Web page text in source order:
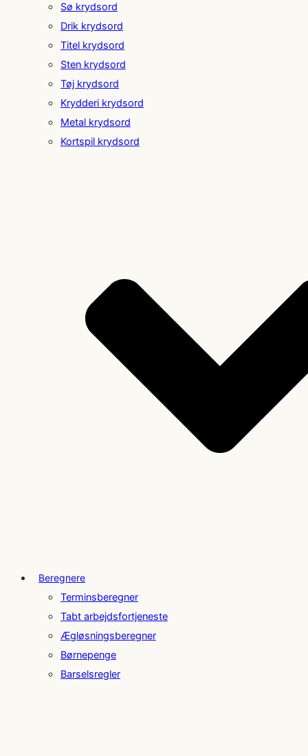
Sø krydsord
Drik krydsord
Titel krydsord
Sten krydsord
Tøj krydsord
Krydderi krydsord
Metal krydsord
Kortspil krydsord
Beregnere
Terminsberegner
Tabt arbejdsfortjeneste
Ægløsningsberegner
Børnepenge
Barselsregler